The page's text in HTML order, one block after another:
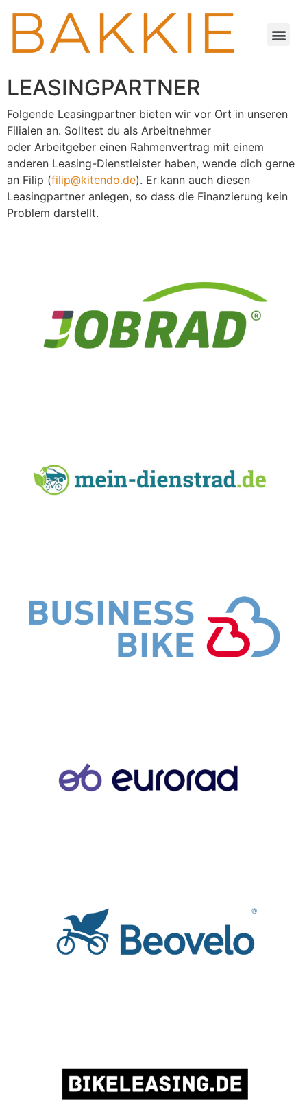
LEASINGPARTNER
Folgende Leasingpartner bieten wir vor Ort in unseren
Filialen an. Solltest du als Arbeitnehmer
oder Arbeitgeber einen Rahmenvertrag mit einem
anderen Leasing-Dienstleister haben, wende dich gerne
an Filip (filip@kitendo.de). Er kann auch diesen
Leasingpartner anlegen, so dass die Finanzierung kein
Problem darstellt.